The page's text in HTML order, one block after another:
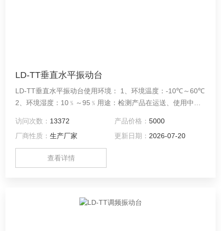
LD-TT垂直水平振动台
LD-TT垂直水平振动台使用环境： 1、环境温度：-10℃～60℃
2、环境湿度：10﹪～95﹪用途：检测产品在运送、使用中会
必要的经济损失,为了避免这种事态的发生我们就要提早知道产
品或产品中的部件的耐振寿命。
访问次数： 13372 产品价格： 5000
厂商性质：生产厂家 更新日期： 2026-07-20
查看详情